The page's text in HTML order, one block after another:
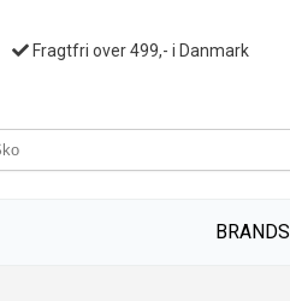
BRANDS
Fragtfri over 499,- i Danmark